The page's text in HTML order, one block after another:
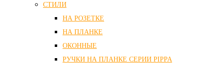
СТИЛИ
НА РОЗЕТКЕ
НА ПЛАНКЕ
ОКОННЫЕ
РУЧКИ НА ПЛАНКЕ СЕРИИ PIPPA